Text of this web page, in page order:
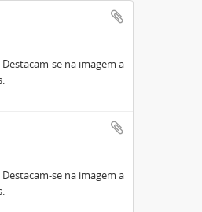
se na imagem a
se na imagem a